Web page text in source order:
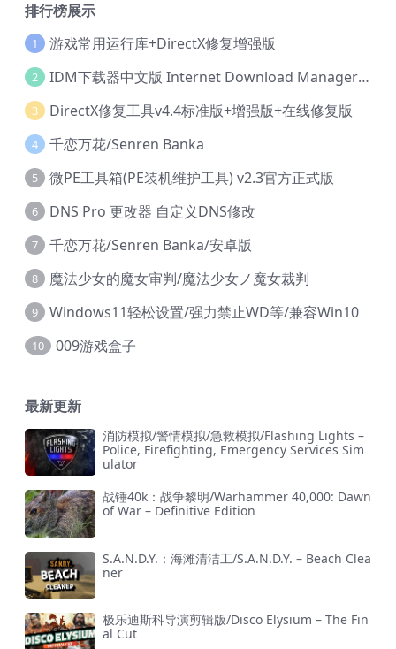
排行榜展示
1 游戏常用运行库+DirectX修复增强版
2 IDM下载器中文版 Internet Download Manager v6.42.36 IDM
3 DirectX修复工具v4.4标准版+增强版+在线修复版
4 千恋万花/Senren Banka
5 微PE工具箱(PE装机维护工具) v2.3官方正式版
6 DNS Pro 更改器 自定义DNS修改
7 千恋万花/Senren Banka/安卓版
8 魔法少女的魔女审判/魔法少女ノ魔女裁判
9 Windows11轻松设置/强力禁止WD等/兼容Win10
10 009游戏盒子
最新更新
消防模拟/警情模拟/急救模拟/Flashing Lights –
Police, Firefighting, Emergency Services Sim
ulator
战锤40k：战争黎明/Warhammer 40,000: Dawn
of War – Definitive Edition
S.A.N.D.Y.：海滩清洁工/S.A.N.D.Y. – Beach Clea
ner
极乐迪斯科导演剪辑版/Disco Elysium – The Fin
al Cut